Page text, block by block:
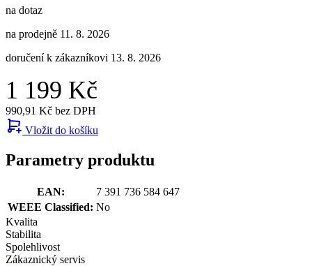
na dotaz
na prodejně 11. 8. 2026
doručení k zákazníkovi 13. 8. 2026
1 199 Kč
990,91 Kč bez DPH
Vložit do košíku
Parametry produktu
EAN:
7 391 736 584 647
WEEE Classified: No
Kvalita
Stabilita
Spolehlivost
Zákaznický servis